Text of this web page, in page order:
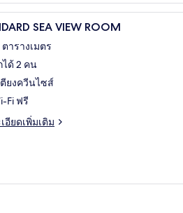
าย
ด
โต๊ะทำงาน, ผ้าม่
SEA VIEW ROOM
ตารางเมตร
ได้ 2 คน
ตียงควีนไซส์
Fi ฟรี
อียดเพิ่มเติม